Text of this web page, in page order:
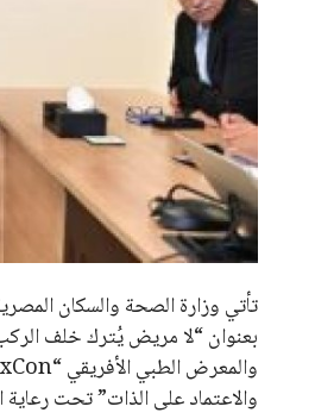
تأتي وزارة الصحة والسكان
بعنوان “لا مريض يُترك خلف
والاعتماد على الذات” تحت